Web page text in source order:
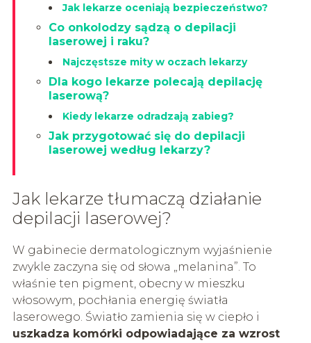
Jak lekarze oceniają bezpieczeństwo?
Co onkolodzy sądzą o depilacji
laserowej i raku?
Najczęstsze mity w oczach lekarzy
Dla kogo lekarze polecają depilację
laserową?
Kiedy lekarze odradzają zabieg?
Jak przygotować się do depilacji
laserowej według lekarzy?
Jak lekarze tłumaczą działanie
depilacji laserowej?
W gabinecie dermatologicznym wyjaśnienie
zwykle zaczyna się od słowa „melanina”. To
właśnie ten pigment, obecny w mieszku
włosowym, pochłania energię światła
laserowego. Światło zamienia się w ciepło i
uszkadza komórki odpowiadające za wzrost